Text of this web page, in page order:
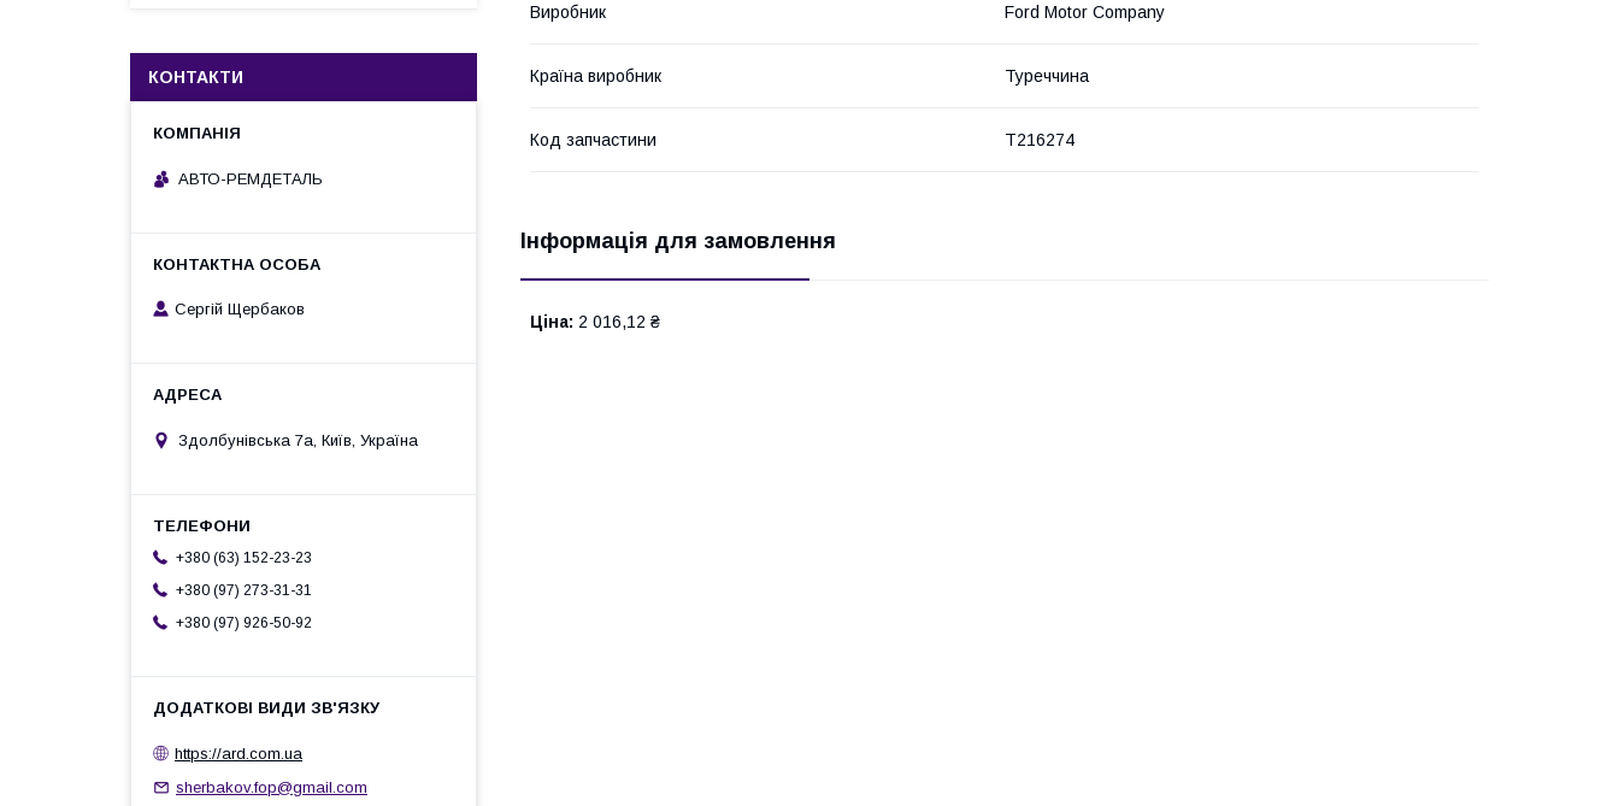
Виробник Ford Motor Company
Країна виробник Туреччина
Код запчастини T216274
Інформація для замовлення
Ціна: 2 016,12 ₴
КОНТАКТИ
АВТО-РЕМДЕТАЛЬ
Сергій Щербаков
Здолбунівська 7а, Київ, Україна
+380 (63) 152-23-23
+380 (97) 273-31-31
+380 (97) 926-50-92
https://ard.com.ua
sherbakov.fop@gmail.com